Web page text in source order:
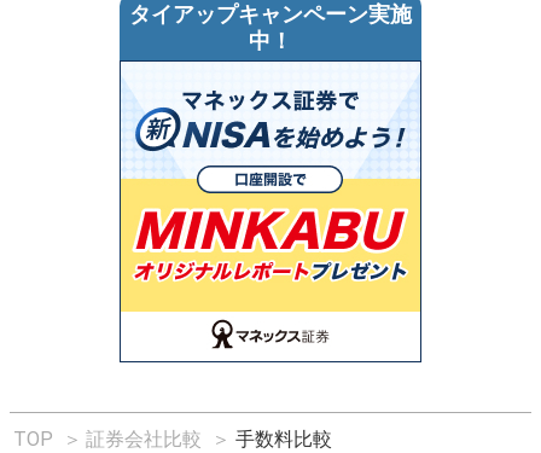
タイアップキャンペーン実施
中！
TOP ＞ 証券会社比較 ＞ 手数料比較